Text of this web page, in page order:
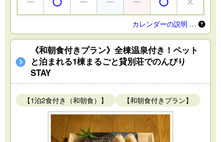
カレンダーの説明 …
《和朝食付きプラン》全棟温泉付き！ペット
と泊まれる1棟まるごと貸別荘でのんびり
STAY
【1泊2食付き（和朝食）】 【和朝食付きプラン】